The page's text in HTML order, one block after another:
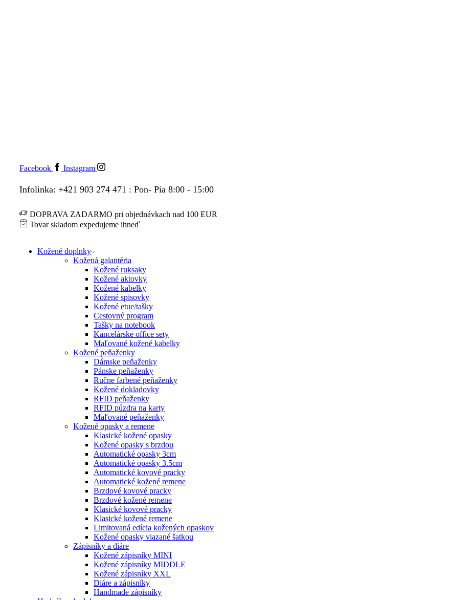
Facebook Instagram
Infolinka: +421 903 274 471 : Pon- Pia 8:00 - 15:00
DOPRAVA ZADARMO pri objednávkach nad 100 EUR
Tovar skladom expedujeme ihneď
Kožené doplnky
Kožená galantéria
Kožené ruksaky
Kožené aktovky
Kožené kabelky
Kožené spisovky
Kožené etue/tašky
Cestovný program
Tašky na notebook
Kancelárske office sety
Maľované kožené kabelky
Kožené peňaženky
Dámske peňaženky
Pánske peňaženky
Ručne farbené peňaženky
Kožené dokladovky
RFID peňaženky
RFID púzdra na karty
Maľované peňaženky
Kožené opasky a remene
Klasické kožené opasky
Kožené opasky s brzdou
Automatické opasky 3cm
Automatické opasky 3.5cm
Automatické kovové pracky
Automatické kožené remene
Brzdové kovové pracky
Brzdové kožené remene
Klasické kovové pracky
Klasické kožené remene
Limitovaná edícia kožených opaskov
Kožené opasky viazané šatkou
Zápisníky a diáre
Kožené zápisníky MINI
Kožené zápisníky MIDDLE
Kožené zápisníky XXL
Diáre a zápisníky
Handmade zápisníky